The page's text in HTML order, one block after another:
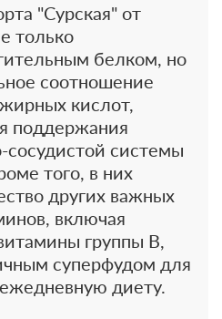
"Сурская" от
только
белком, но
соотношение
кислот,
поддержания
сосудистой системы
того, в них
других важных
включая
группы B,
суперфудом для
диету.